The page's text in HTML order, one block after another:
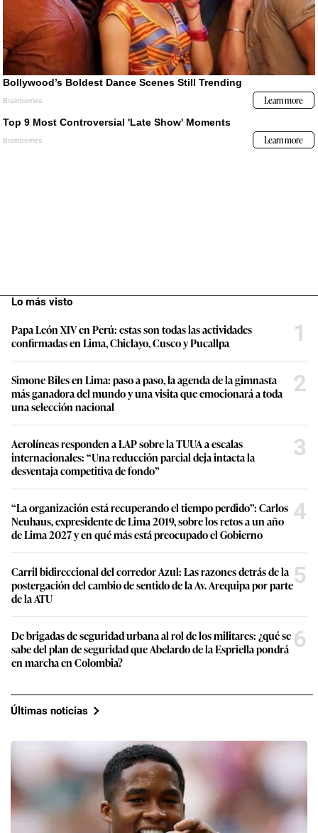
Lo más visto
Papa León XIV en Perú: estas son todas las actividades
confirmadas en Lima, Chiclayo, Cusco y Pucallpa
1
Simone Biles en Lima: paso a paso, la agenda de la gimnasta
más ganadora del mundo y una visita que emocionará a toda
una selección nacional
2
Aerolíneas responden a LAP sobre la TUUA a escalas
internacionales: “Una reducción parcial deja intacta la
desventaja competitiva de fondo”
3
“La organización está recuperando el tiempo perdido”: Carlos
Neuhaus, expresidente de Lima 2019, sobre los retos a un año
de Lima 2027 y en qué más está preocupado el Gobierno
4
Carril bidireccional del corredor Azul: Las razones detrás de la
postergación del cambio de sentido de la Av. Arequipa por parte
de la ATU
5
De brigadas de seguridad urbana al rol de los militares: ¿qué se
sabe del plan de seguridad que Abelardo de la Espriella pondrá
en marcha en Colombia?
6
Últimas noticias